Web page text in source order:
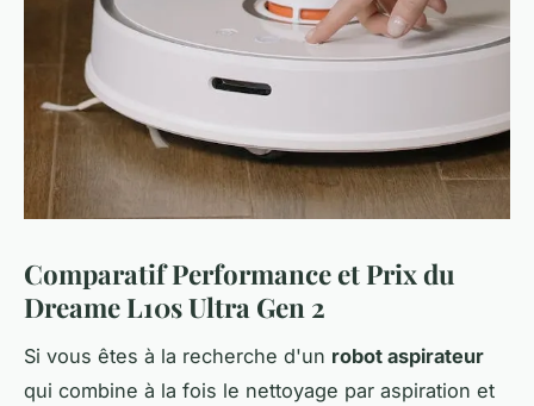
Comparatif Performance et Prix du
Dreame L10s Ultra Gen 2
Si vous êtes à la recherche d'un robot aspirateur
qui combine à la fois le nettoyage par aspiration et